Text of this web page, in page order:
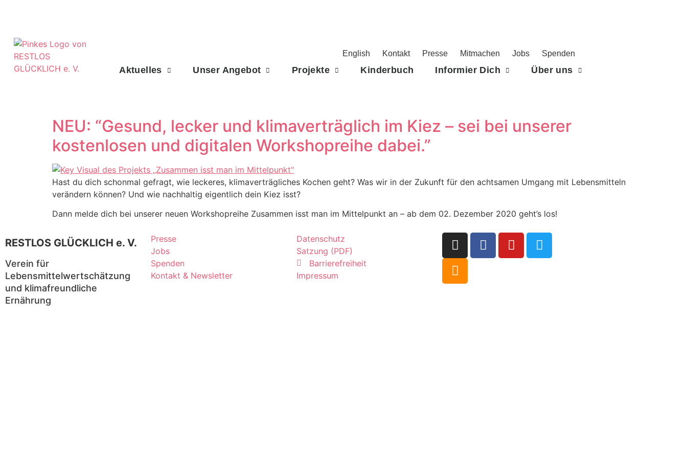
English Kontakt Presse Mitmachen Jobs Spenden
Aktuelles Unser Angebot Projekte Kinderbuch Informier Dich Über uns
NEU: “Gesund, lecker und klimaverträglich im Kiez – sei bei unserer
kostenlosen und digitalen Workshopreihe dabei.”
Hast du dich schonmal gefragt, wie leckeres, klimaverträgliches Kochen geht? Was wir in der Zukunft für den achtsamen Umgang mit Lebensmitteln
verändern können? Und wie nachhaltig eigentlich dein Kiez isst?
Dann melde dich bei unserer neuen Workshopreihe Zusammen isst man im Mittelpunkt an – ab dem 02. Dezember 2020 geht’s los!
RESTLOS GLÜCKLICH e. V.
Verein für
Lebensmittelwertschätzung
und klimafreundliche
Ernährung
Presse
Jobs
Spenden
Kontakt & Newsletter
Datenschutz
Satzung (PDF)
Barrierefreiheit
Impressum